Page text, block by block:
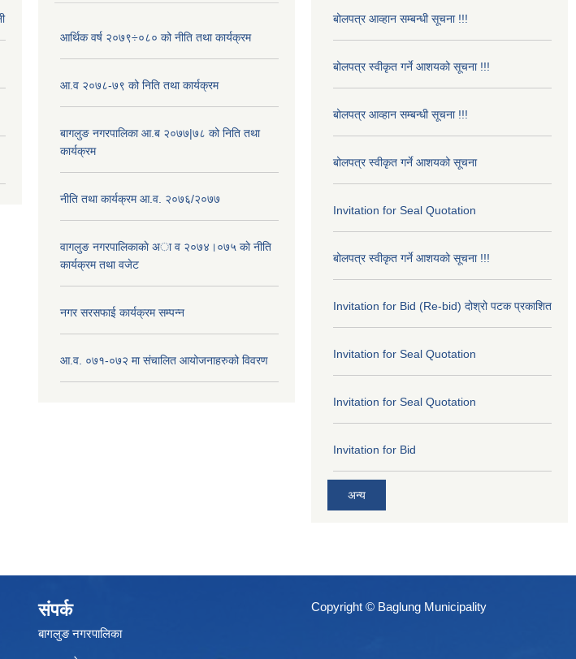
आर्थिक वर्ष २०७९÷०८० को नीति तथा कार्यक्रम
आ.व २०७८-७९ को निति तथा कार्यक्रम
बागलुङ नगरपालिका आ.ब २०७७|७८ को निति तथा
कार्यक्रम
नीति तथा कार्यक्रम आ.व. २०७६/२०७७
वागलुङ नगरपालिकाकाे अा‍ व २०७४।०७५ काे नीति
कार्यक्रम तथा वजेट
नगर सरसफाई कार्यक्रम सम्पन्न
आ.व. ०७१-०७२ मा संचालित आयोजनाहरुको विवरण
बोलपत्र आव्हान सम्बन्धी सूचना !!!
बोलपत्र स्वीकृत गर्ने आशयको सूचना !!!
बोलपत्र आव्हान सम्बन्धी सूचना !!!
बोलपत्र स्वीकृत गर्ने आशयको सूचना
Invitation for Seal Quotation
बोलपत्र स्वीकृत गर्ने आशयको सूचना !!!
Invitation for Bid (Re-bid) दोश्रो पटक प्रकाशित
Invitation for Seal Quotation
Invitation for Seal Quotation
Invitation for Bid
अन्य
संपर्क
बागलुङ नगरपालिका
Copyright © Baglung Municipality